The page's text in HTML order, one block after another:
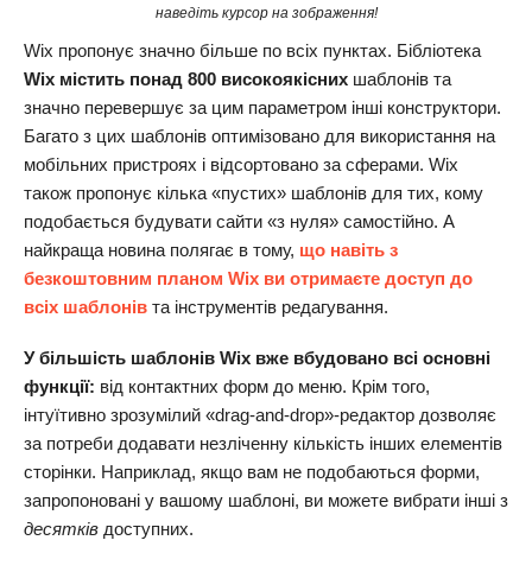
наведіть курсор на зображення!
Wix пропонує значно більше по всіх пунктах. Бібліотека
Wix містить понад 800 високоякісних шаблонів та
значно перевершує за цим параметром інші конструктори.
Багато з цих шаблонів оптимізовано для використання на
мобільних пристроях і відсортовано за сферами. Wix
також пропонує кілька «пустих» шаблонів для тих, кому
подобається будувати сайти «з нуля» самостійно. А
найкраща новина полягає в тому, що навіть з
безкоштовним планом Wix ви отримаєте доступ до
всіх шаблонів та інструментів редагування.
У більшість шаблонів Wix вже вбудовано всі основні
функції: від контактних форм до меню. Крім того,
інтуїтивно зрозумілий «drag-and-drop»-редактор дозволяє
за потреби додавати незліченну кількість інших елементів
сторінки. Наприклад, якщо вам не подобаються форми,
запропоновані у вашому шаблоні, ви можете вибрати інші з
десятків доступних.